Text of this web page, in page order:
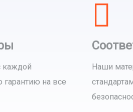
каждой
гарантию на все
Наши